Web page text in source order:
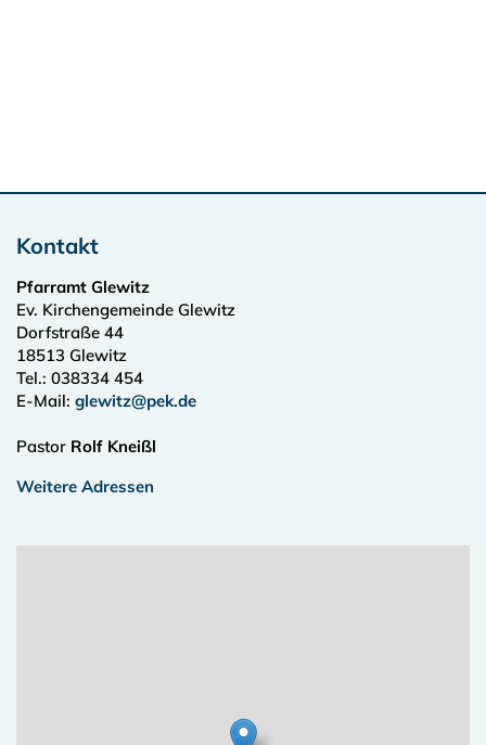
Kontakt
Pfarramt Glewitz
Ev. Kirchengemeinde Glewitz
Dorfstraße 44
18513 Glewitz
Tel.: 038334 454
E-Mail: glewitz@pek.de
Pastor Rolf Kneißl
Weitere Adressen